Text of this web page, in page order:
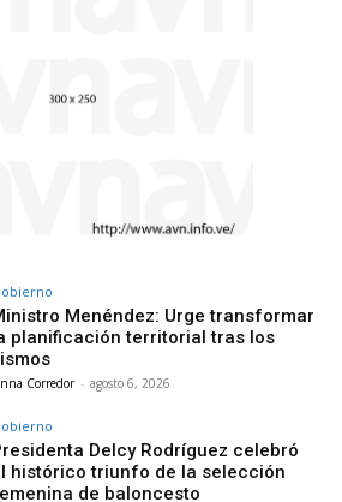
Menéndez: Urge transformar
planificación territorial tras los
Corredor - agosto 6, 2026
Delcy Rodríguez celebró
histórico triunfo de la selección
de baloncesto